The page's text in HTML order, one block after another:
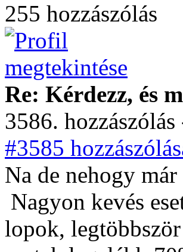
255 hozzászólás
Re: Kérdezz, és
3586.
#3585
Na de nehogy
Nagyon kevés
lopok,